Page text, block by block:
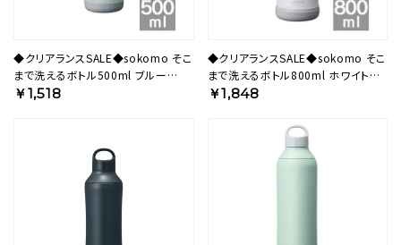
◆クリアランスSALE◆sokomo そこ
まで洗えるボトル500ml ブルー
SAMB500BL 【HO】
￥1,518
◆クリアランスSALE◆sokomo そこ
まで洗えるボトル800ml ホワイト
SAMB800WH 【HO】
￥1,848